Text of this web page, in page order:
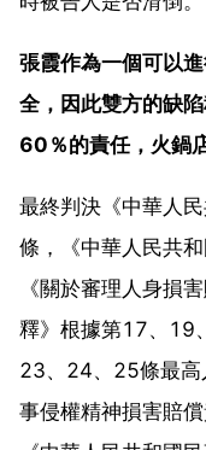
張霞作為一個可以
全，因此雙方的缺
60％的責任，火鍋
最終判決《中華人
條，《中華人民共
《關於審理人身損
釋》根據第17、19
23、24、25條最高
事侵權精神損害賠